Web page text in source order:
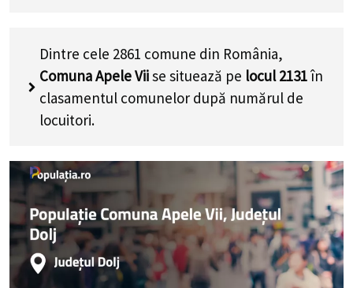
Dintre cele 2861 comune din România,
Comuna Apele Viise situează pe locul 2131în
clasamentul comunelor după numărul de
locuitori.